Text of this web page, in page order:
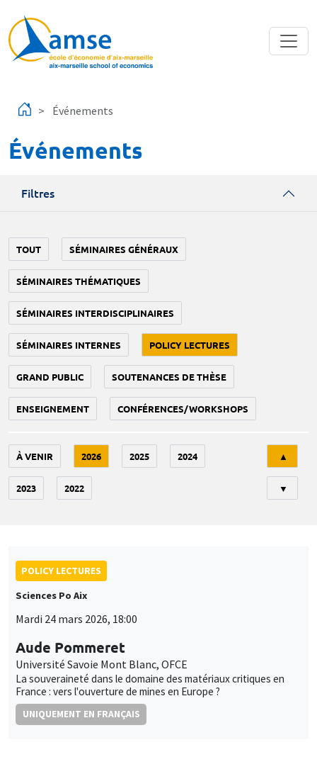
Événements
Événements
Filtres
TOUT SÉMINAIRES GÉNÉRAUX
SÉMINAIRES THÉMATIQUES
SÉMINAIRES INTERDISCIPLINAIRES
SÉMINAIRES INTERNES POLICY LECTURES
GRAND PUBLIC SOUTENANCES DE THÈSE
ENSEIGNEMENT CONFÉRENCES/WORKSHOPS
À VENIR 2026 2025 2024
2023 2022
▲
▼
POLICY LECTURES
Sciences Po Aix
Mardi 24 mars 2026, 18:00
Aude Pommeret
Université Savoie Mont Blanc, OFCE
La souveraineté dans le domaine des matériaux critiques en
France : vers l'ouverture de mines en Europe ?
UNIQUEMENT EN FRANÇAIS